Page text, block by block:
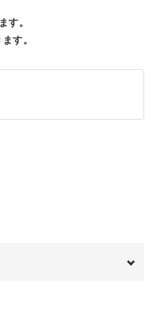
は、マグネットジェルなら
うことで、角度によって
てください！
す。
す。